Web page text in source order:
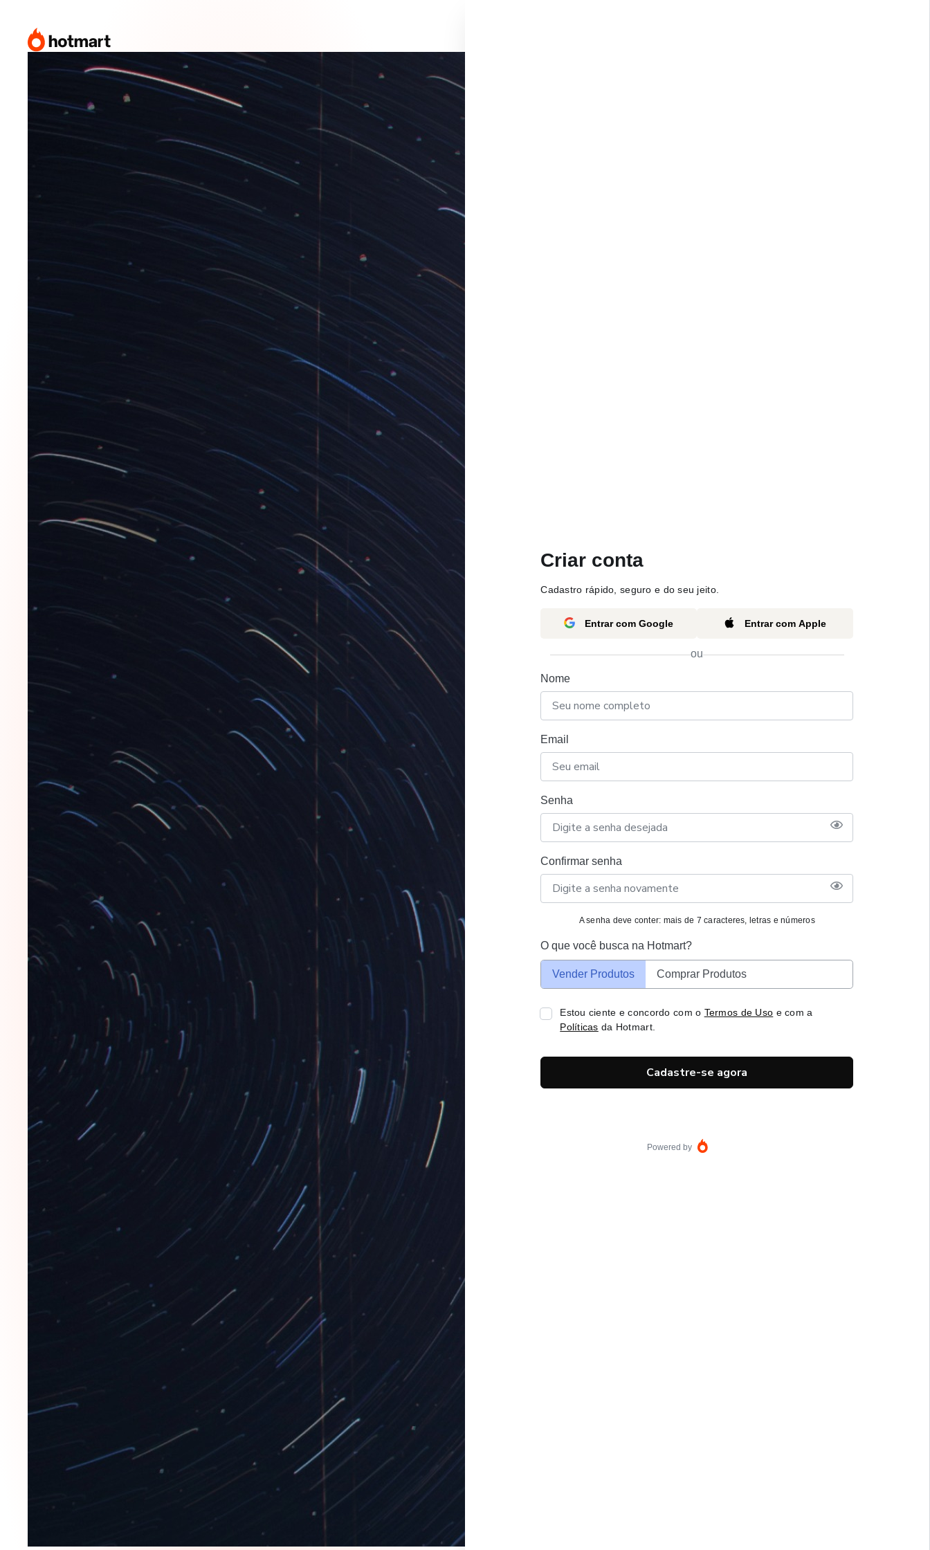
Criar conta
Cadastro rápido, seguro e do seu jeito.
Entrar com Google Entrar com Apple
ou
Nome
Email
Senha
Confirmar senha
A senha deve conter: mais de 7 caracteres, letras e números
O que você busca na Hotmart?
Vender Produtos Comprar Produtos
Estou ciente e concordo com o Termos de Uso e com a
Políticas da Hotmart.
Cadastre-se agora
Powered by